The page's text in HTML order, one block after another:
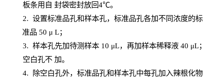
板条用自 封袋密封放回4℃。
2. 设置标准品孔和样本孔，标准品孔各加不同浓度的标
准品 50 μ L；
3. 样本孔先加待测样本 10 μL，再加样本稀释液 40 μL；
空白孔不 加。
4.
除空白孔外，标准品孔和样本孔中每孔加入辣根化物